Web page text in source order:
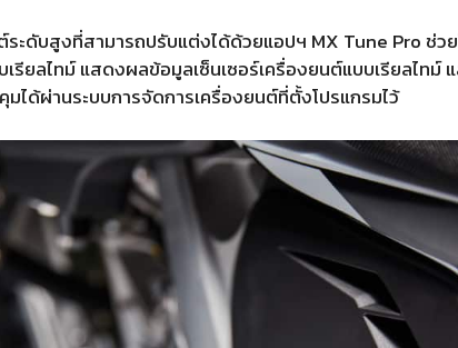
ระดับสูงที่สามารถปรับแต่งได้ด้วยแอปฯ MX Tune Pro ช่ว
เรียลไทม์ แสดงผลข้อมูลเซ็นเซอร์เครื่องยนต์แบบเรียลไท
มได้ผ่านระบบการจัดการเครื่องยนต์ที่ตั้งโปรแกรมไว้